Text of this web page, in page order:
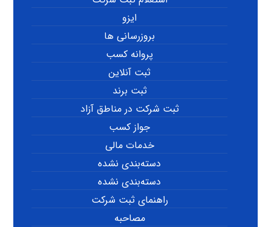
ایزو
بروزرسانی ها
پروانه کسب
ثبت آنلاین
ثبت برند
ثبت شرکت در مناطق آزاد
جواز کسب
خدمات مالی
دسته‌بندی نشده
دسته‌بندی نشده
راهنمای ثبت شرکت
مصاحبه